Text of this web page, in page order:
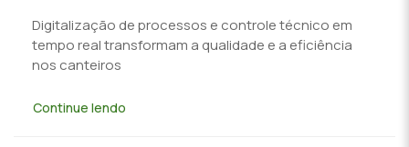
Digitalização de processos e controle técnico em
tempo real transformam a qualidade e a eficiência
nos canteiros
Continue lendo